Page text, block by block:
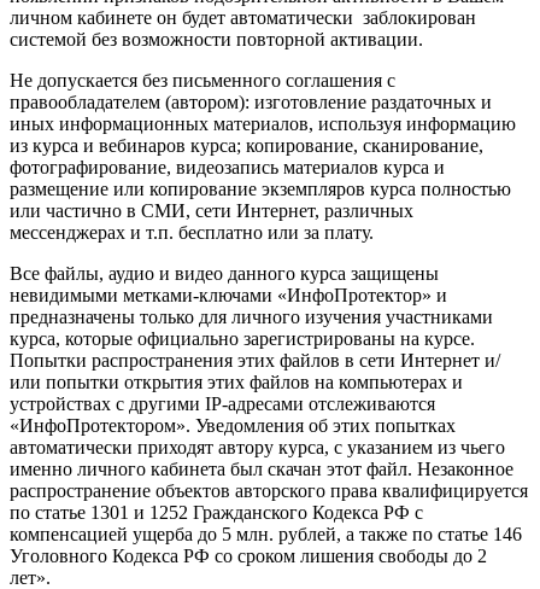
личном кабинете он будет автоматически заблокирован
системой без возможности повторной активации.
Не допускается без письменного соглашения с
правообладателем (автором): изготовление раздаточных и
иных информационных материалов, используя информацию
из курса и вебинаров курса; копирование, сканирование,
фотографирование, видеозапись материалов курса и
размещение или копирование экземпляров курса полностью
или частично в СМИ, сети Интернет, различных
мессенджерах и т.п. бесплатно или за плату.
Все файлы, аудио и видео данного курса защищены
невидимыми метками-ключами «ИнфоПротектор» и
предназначены только для личного изучения участниками
курса, которые официально зарегистрированы на курсе.
Попытки распространения этих файлов в сети Интернет и/
или попытки открытия этих файлов на компьютерах и
устройствах с другими IP-адресами отслеживаются
«ИнфоПротектором». Уведомления об этих попытках
автоматически приходят автору курса, с указанием из чьего
именно личного кабинета был скачан этот файл. Незаконное
распространение объектов авторского права квалифицируется
по статье 1301 и 1252 Гражданского Кодекса РФ с
компенсацией ущерба до 5 млн. рублей, а также по статье 146
Уголовного Кодекса РФ со сроком лишения свободы до 2
лет».